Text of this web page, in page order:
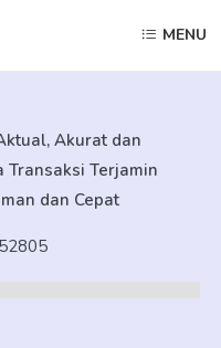
MENU
Akurat dan
Transaksi Terjamin
dan Cepat